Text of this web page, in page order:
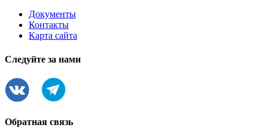
Документы
Контакты
Карта сайта
Следуйте за нами
Обратная связь